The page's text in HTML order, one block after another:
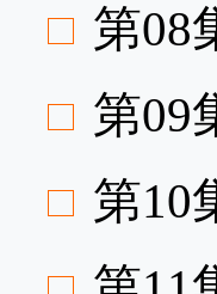
第08
第09
第10